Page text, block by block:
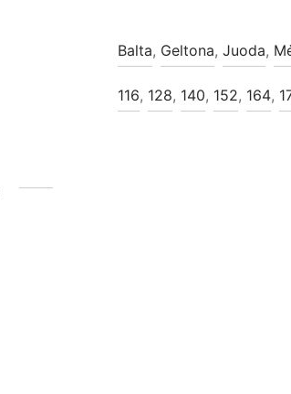
Balta, Geltona, Juoda,
116, 128, 140, 152, 164,